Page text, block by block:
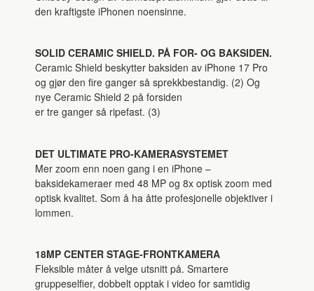
den kraftigste iPhonen noensinne.
SOLID CERAMIC SHIELD. PÅ FOR- OG BAKSIDEN.
Ceramic Shield beskytter baksiden av iPhone 17 Pro
og gjør den fire ganger så sprekkbestandig. (2) Og
nye Ceramic Shield 2 på forsiden
er tre ganger så ripefast. (3)
DET ULTIMATE PRO-KAMERASYSTEMET
Mer zoom enn noen gang i en iPhone –
baksidekameraer med 48 MP og 8x optisk zoom med
optisk kvalitet. Som å ha åtte profesjonelle objektiver i
lommen.
18MP CENTER STAGE-FRONTKAMERA
Fleksible måter å velge utsnitt på. Smartere
gruppeselfier, dobbelt opptak i video for samtidig